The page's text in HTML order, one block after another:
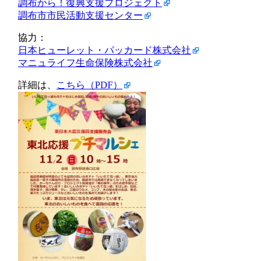
調布から！復興支援プロジェクト
調布市市民活動支援センター
協力：
日本ヒューレット・パッカード株式会社
マニュライフ生命保険株式会社
詳細は、 こちら（PDF）